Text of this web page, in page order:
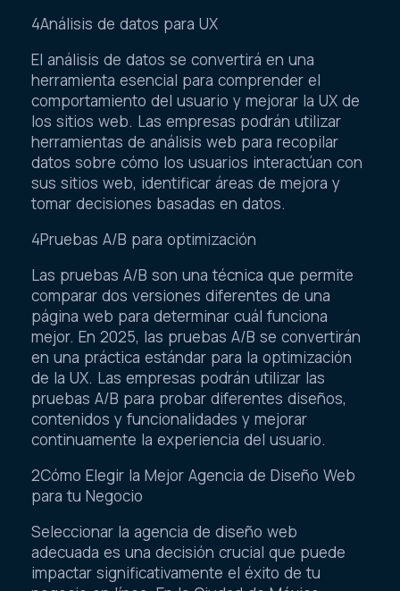
4Análisis de datos para UX
El análisis de datos se convertirá en una
herramienta esencial para comprender el
comportamiento del usuario y mejorar la UX de
los sitios web. Las empresas podrán utilizar
herramientas de análisis web para recopilar
datos sobre cómo los usuarios interactúan con
sus sitios web, identificar áreas de mejora y
tomar decisiones basadas en datos.
4Pruebas A/B para optimización
Las pruebas A/B son una técnica que permite
comparar dos versiones diferentes de una
página web para determinar cuál funciona
mejor. En 2025, las pruebas A/B se convertirán
en una práctica estándar para la optimización
de la UX. Las empresas podrán utilizar las
pruebas A/B para probar diferentes diseños,
contenidos y funcionalidades y mejorar
continuamente la experiencia del usuario.
2Cómo Elegir la Mejor Agencia de Diseño Web
para tu Negocio
Seleccionar la agencia de diseño web
adecuada es una decisión crucial que puede
impactar significativamente el éxito de tu